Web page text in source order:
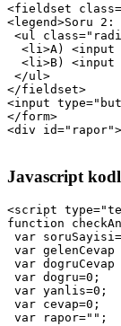
<fieldset
<legend>Soru
<ul
<li>A) <input
<li>B) <input
</ul>
</fieldset>
<input
</form>
Javascript
<script
function
var
var
var
var dogru=0;
var yanlis=0;
var cevap=0;
var rapor="";